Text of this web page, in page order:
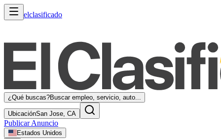
elclasificado
¿Qué buscas?Buscar empleo, servicio, auto...
UbicaciónSan Jose, CA
Publicar Anuncio
Estados Unidos